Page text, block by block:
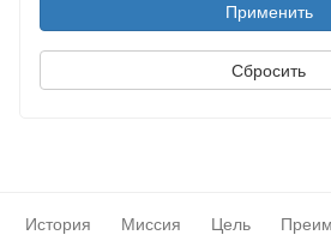
История Миссия Цель